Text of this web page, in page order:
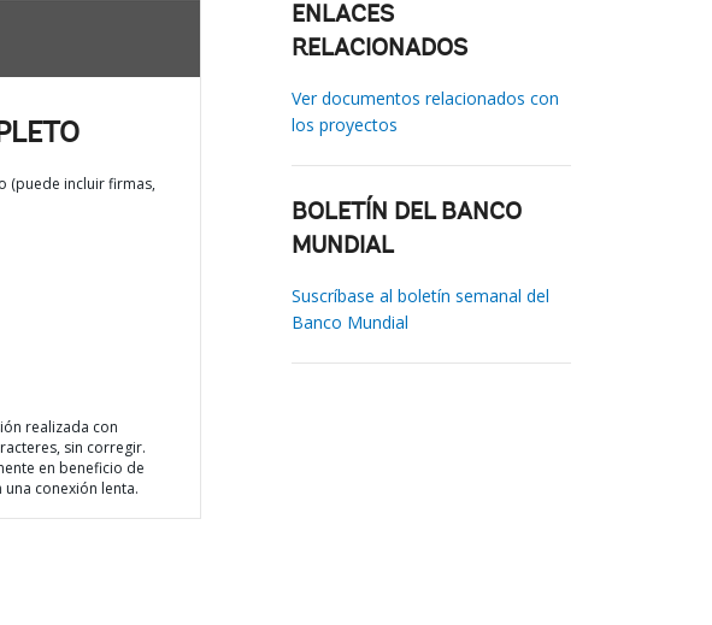
(puede incluir firmas,
realizada con
sin corregir.
en beneficio de
conexión lenta.
ENLACES
RELACIONADOS
Ver documentos relacionados con
los proyectos
BOLETÍN DEL BANCO
MUNDIAL
Suscríbase al boletín semanal del
Banco Mundial